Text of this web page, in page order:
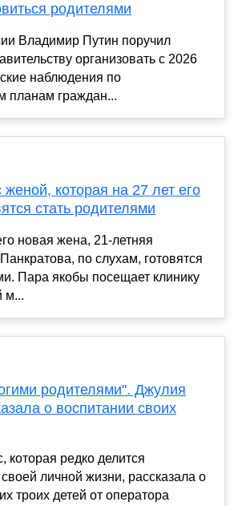
родителями
Владимир Путин поручил
организовать с 2026
наблюдения по
планам граждан...
которая на 27 лет его
стать родителями
новая жена, 21-летняя
по слухам, готовятся
Пара якобы посещает клинику
м...
родителями". Джулия
о воспитании своих
которая редко делится
личной жизни, рассказала о
троих детей от оператора